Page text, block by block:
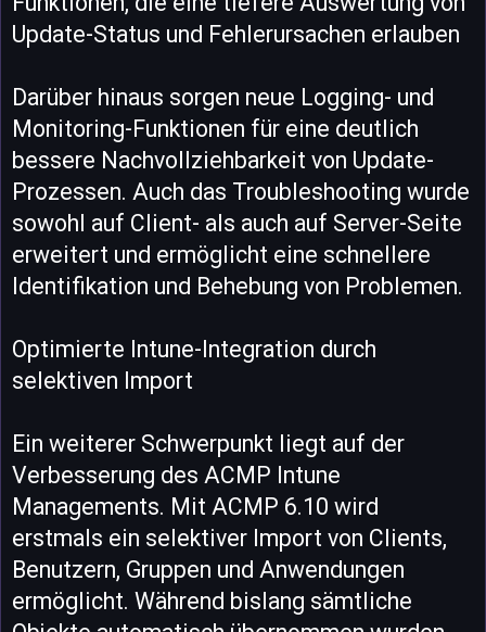
Update-Status und Fehlerursachen erlauben
Darüber hinaus sorgen neue Logging- und
Monitoring-Funktionen für eine deutlich
bessere Nachvollziehbarkeit von Update-
Prozessen. Auch das Troubleshooting wurde
sowohl auf Client- als auch auf Server-Seite
erweitert und ermöglicht eine schnellere
Identifikation und Behebung von Problemen.
Optimierte Intune-Integration durch
selektiven Import
Ein weiterer Schwerpunkt liegt auf der
Verbesserung des ACMP Intune
Managements. Mit ACMP 6.10 wird
erstmals ein selektiver Import von Clients,
Benutzern, Gruppen und Anwendungen
ermöglicht. Während bislang sämtliche